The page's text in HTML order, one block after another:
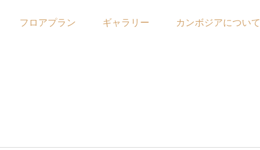
フロアプラン ギャラリー カンボジアについて